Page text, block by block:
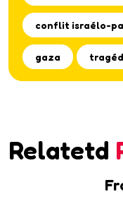
conflit israélo-
gaza
Relatetd